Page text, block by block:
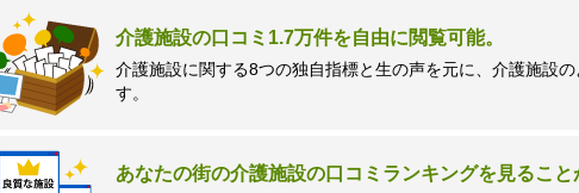
介護施設の口コミ1.7万件を自由に閲覧可能。
介護施設に関する8つの独自指標と生の声を元に、介護施設
す。
あなたの街の介護施設の口コミランキングを見ること